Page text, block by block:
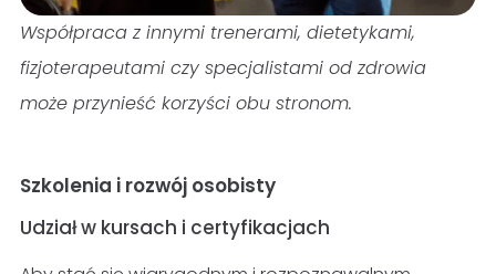
Współpraca z innymi trenerami, dietetykami,
fizjoterapeutami czy specjalistami od zdrowia
może przynieść korzyści obu stronom.
Szkolenia i rozwój osobisty
Udział w kursach i certyfikacjach